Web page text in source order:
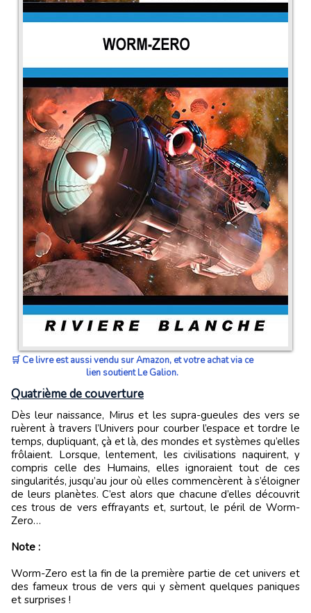
🛒 Ce livre est aussi vendu sur Amazon, et votre achat via ce
lien soutient Le Galion.
Quatrième de couverture
Dès leur naissance, Mirus et les supra-gueules des vers se
ruèrent à travers l’Univers pour courber l’espace et tordre le
temps, dupliquant, çà et là, des mondes et systèmes qu’elles
frôlaient. Lorsque, lentement, les civilisations naquirent, y
compris celle des Humains, elles ignoraient tout de ces
singularités, jusqu’au jour où elles commencèrent à s’éloigner
de leurs planètes. C’est alors que chacune d’elles découvrit
ces trous de vers effrayants et, surtout, le péril de Worm-
Zero…
Note :
Worm-Zero est la fin de la première partie de cet univers et
des fameux trous de vers qui y sèment quelques paniques
et surprises !